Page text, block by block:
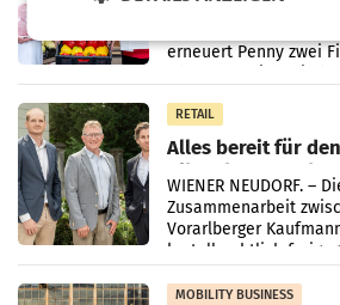
erneuert Penny zwei
RETAIL
Alles bereit für
Albrecht setzt ab
WIENER NEUDORF. –
Zusammenarbeit
Vorarlberger
kartellrechtlich
Bundeskartellanwalt
MOBILITY BUSINESS